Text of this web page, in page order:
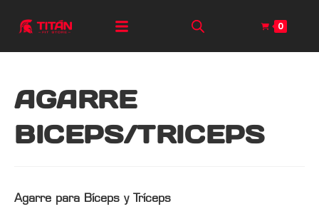
0
AGARRE
BICEPS/TRICEPS
Agarre para Bíceps y Tríceps